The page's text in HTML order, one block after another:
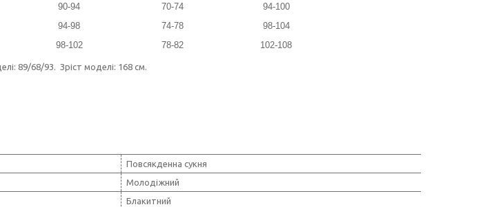
90-94 70-74
94-100
94-98 74-78
98-104
98-102 78-82 102-108
89/68/93. Зріст моделі: 168 см.
Повсякденна сукня
Молодіжний
Блакитний